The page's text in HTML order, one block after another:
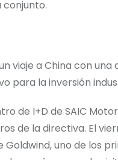
conjunto.
viaje a China con
para la inversión
de I+D de SAIC
de la directiva. El
uno de los